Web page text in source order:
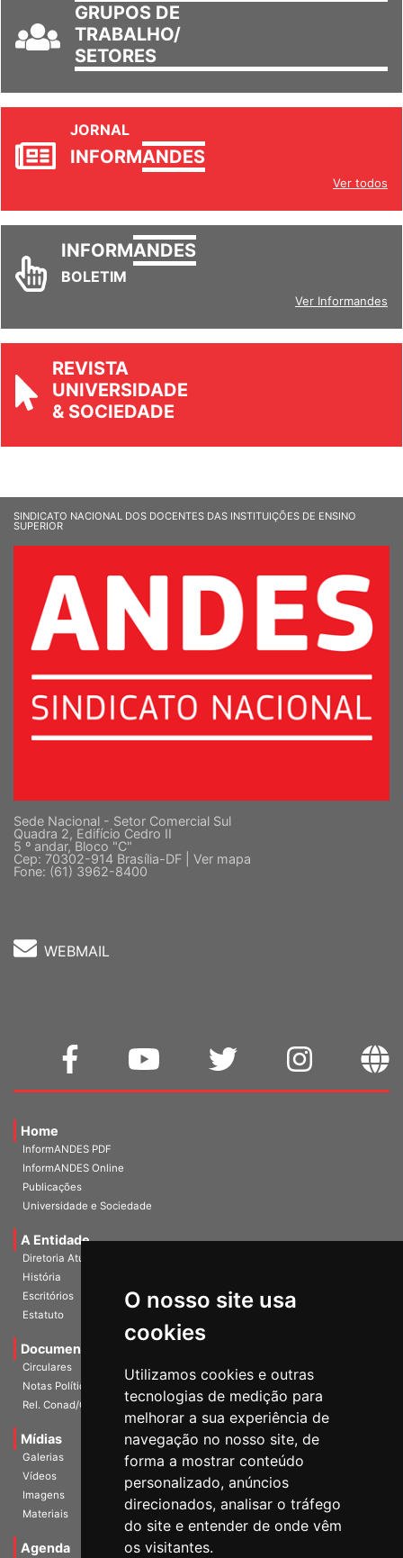
O nosso site usa
cookies
Utilizamos cookies e outras
tecnologias de medição para
melhorar a sua experiência de
navegação no nosso site, de
forma a mostrar conteúdo
personalizado, anúncios
direcionados, analisar o tráfego
do site e entender de onde vêm
os visitantes.
GRUPOS DE
TRABALHO/
SETORES
JORNAL
INFORMANDES
Ver todos
INFORMANDES
BOLETIM
Ver Informandes
REVISTA
UNIVERSIDADE
& SOCIEDADE
SINDICATO NACIONAL DOS DOCENTES DAS INSTITUIÇÕES DE ENSINO
SUPERIOR
Sede Nacional - Setor Comercial Sul
Quadra 2, Edifício Cedro II
5 º andar, Bloco "C"
Cep: 70302-914 Brasília-DF | Ver mapa
Fone: (61) 3962-8400
WEBMAIL
Home
InformANDES PDF
InformANDES Online
Publicações
Universidade e Sociedade
A Entidade
Diretoria Atual
História
Escritórios
Estatuto
Documentos
Circulares
Notas Políticas
Rel. Conad/Congresso
Mídias
Galerias
Vídeos
Imagens
Materiais
Agenda